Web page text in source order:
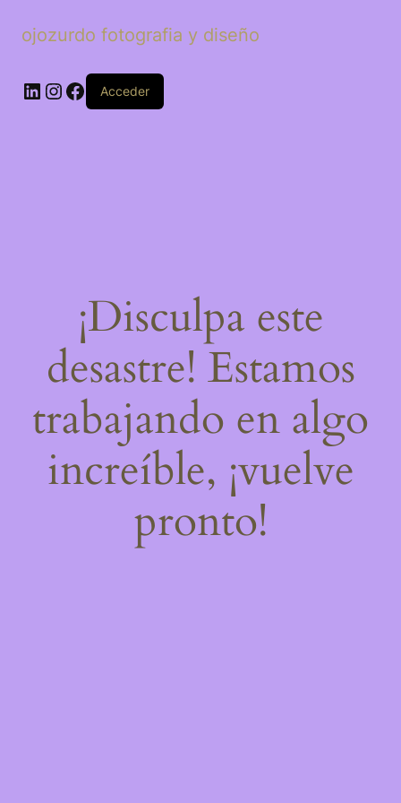
ojozurdo fotografia y diseño
LinkedIn
Instagram
Facebook
Acceder
¡Disculpa este
desastre! Estamos
trabajando en algo
increíble, ¡vuelve
pronto!